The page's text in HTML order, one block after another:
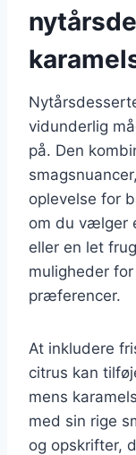
vidunderlig
på. Den
oplevelse for
om du vælger
eller en let
muligheder
præferencer.
At inkludere
citrus kan
mens
med sin rige
og opskrifter,